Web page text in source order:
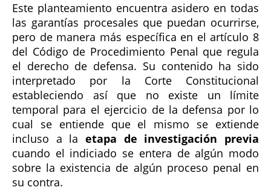
Este planteamiento encuentra asidero en todas
las garantías procesales que puedan ocurrirse,
pero de manera más específica en el artículo 8
del Código de Procedimiento Penal que regula
el derecho de defensa. Su contenido ha sido
interpretado por la Corte Constitucional
estableciendo así que no existe un límite
temporal para el ejercicio de la defensa por lo
cual se entiende que el mismo se extiende
incluso a la etapa de investigación previa
cuando el indiciado se entera de algún modo
sobre la existencia de algún proceso penal en
su contra.